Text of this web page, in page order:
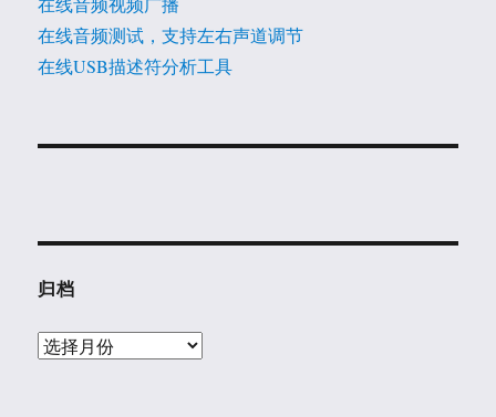
在线音频测试，支持左右声道调节
在线USB描述符分析工具
归档
归